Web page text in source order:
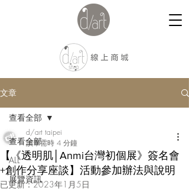
文章
查看全部
ALL
展覽資訊
查看全部
【《透明肌│Anmi台灣初個展》簽名會
+創作分享座談】活動參加辦法與說明
d/art taipei
讀畢需時 4 分鐘
已更新：2023年1月5日